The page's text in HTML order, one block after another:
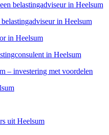
belastingadviseur in Heelsum
in Heelsum
in Heelsum
in Heelsum
– investering met voordelen
uit Heelsum